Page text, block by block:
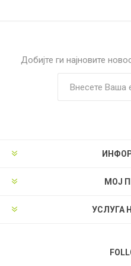
Добијте ги најновите
МОЈ
УСЛУГА